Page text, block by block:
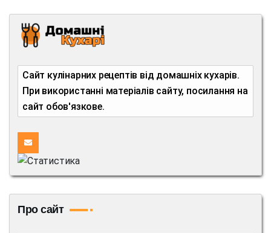
Сайт кулінарних рецептів від домашніх кухарів.
При використанні матеріалів сайту, посилання на
сайт обов'язкове.
Про сайт